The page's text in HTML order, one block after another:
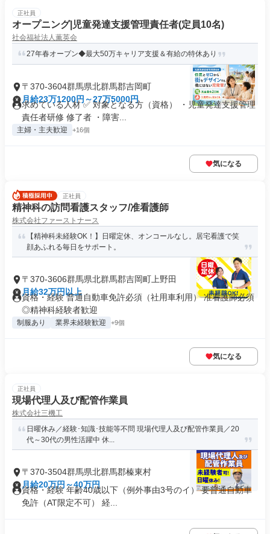
正社員
オープニング|児童発達支援管理責任者(定員10名)
社会福祉法人薫英会
27年春オープン◆最大50万キャリア支援＆有給の特休あり
〒370-3604群馬県北群馬郡吉岡町
月給23万1200円～27万5000円
求めている人材 ✅ 対象となる方（資格） ・児童発達支援管理
責任者研修 修了者 ・障害...
主婦・主夫歓迎 +16個
気になる
正社員
精神科の訪問看護スタッフ/准看護師
株式会社ファーストナース
【精神科未経験OK！】日曜定休、オンコールなし。居宅看護で笑
顔あふれる毎日をサポート。
〒370-3606群馬県北群馬郡吉岡町上野田
月給32万円以上
資格・経験 普通自動車免許必須（社用車利用） 准看護師必須
◎精神科経験者歓迎
制服あり 業界未経験歓迎 +9個
気になる
正社員
現場代理人及び配管作業員
株式会社三機工
日曜休み／経験･知識･技能等不問 現場代理人及び配管作業員／20
代～30代の男性活躍中 休...
〒370-3504群馬県北群馬郡榛東村
月給20万円～40万円
資格・経験 年齢40歳以下（例外事由3号のイ） 要普通自動車
免許（AT限定不可） 経...